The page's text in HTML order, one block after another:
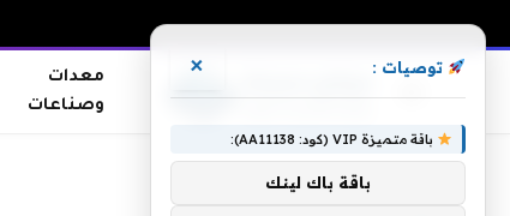
معدات
وصناعات
توصيات : ×
باقة متميزة VIP (كود: AA11138):
باقة باك لينك